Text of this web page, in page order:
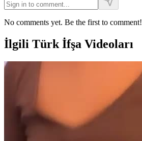
No comments yet. Be the first to comment!
İlgili Türk İfşa Videoları